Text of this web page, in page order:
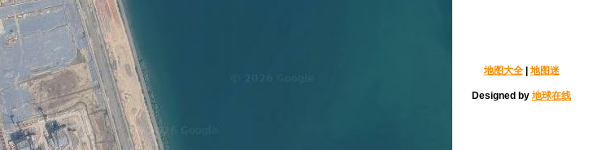
地图大全| 地图迷
Designed by 地球在线